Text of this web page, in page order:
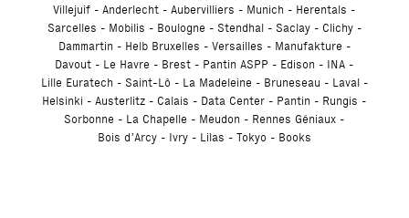
Villejuif
Anderlecht Aubervilliers Munich
Herentals
Sarcelles
Mobilis Boulogne Stendhal Saclay
Clichy
Dammartin
Helb Bruxelles Versailles
Manufakture
Davout
Le Havre Brest Pantin ASPP Edison
INA
Lille Euratech
Saint-Lô La Madeleine Bruneseau
Laval
Helsinki
Austerlitz Calais Data Center Pantin
Rungis
Sorbonne
La Chapelle Meudon
Rennes Géniaux
Bois d’Arcy
Ivry Lilas Tokyo Books